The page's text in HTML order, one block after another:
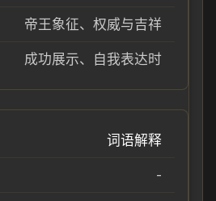
帝王象征、权威与吉祥
成功展示、自我表达时
词语解释
-